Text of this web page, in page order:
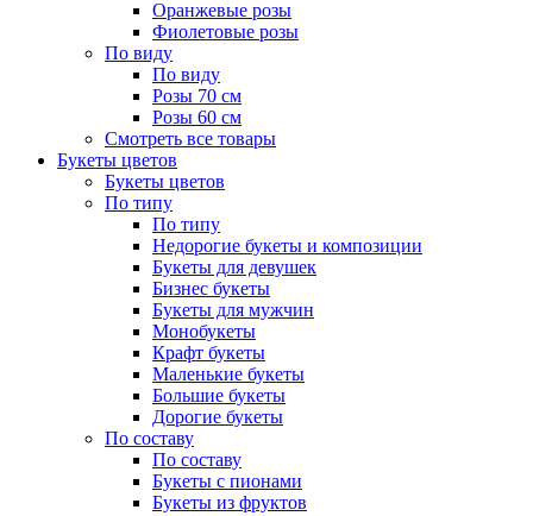
Оранжевые розы
Фиолетовые розы
По виду
По виду
Розы 70 см
Розы 60 см
Смотреть все товары
Букеты цветов
Букеты цветов
По типу
По типу
Недорогие букеты и композиции
Букеты для девушек
Бизнес букеты
Букеты для мужчин
Монобукеты
Крафт букеты
Маленькие букеты
Большие букеты
Дорогие букеты
По составу
По составу
Букеты с пионами
Букеты из фруктов